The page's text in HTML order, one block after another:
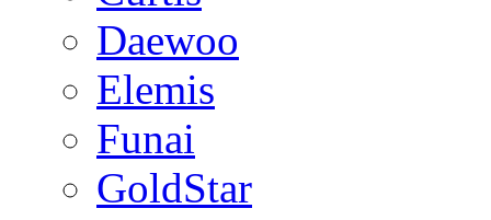
Daewoo
Elemis
Funai
GoldStar